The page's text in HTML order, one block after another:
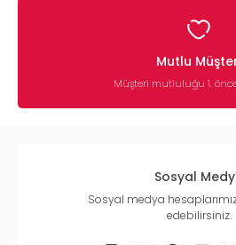
Mutlu
Müşteri mutluluğu 1.
Sosyal
Sosyal medya
edebilirsiniz.